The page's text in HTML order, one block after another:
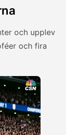
och upplev
och fira